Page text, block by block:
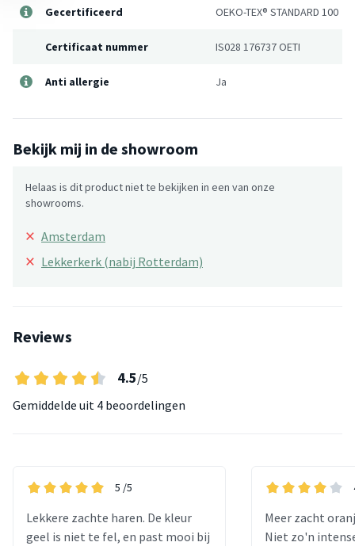
Gecertificeerd OEKO-TEX® STANDARD 100
Certificaat nummer IS028 176737 OETI
Anti allergie Ja
Bekijk mij in de showroom
Helaas is dit product niet te bekijken in een van onze
showrooms.
× Amsterdam
× Lekkerkerk (nabij Rotterdam)
Reviews
4.5/5
Gemiddelde uit 4 beoordelingen
5 /5
Lekkere zachte haren. De kleur
geel is niet te fel, en past mooi bij
Meer zacht
Niet zo'n